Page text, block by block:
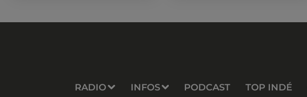
RADIO INFOS PODCAST TOP INDÉ